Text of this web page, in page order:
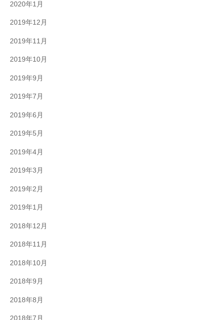
2020年1月
2019年12月
2019年11月
2019年10月
2019年9月
2019年7月
2019年6月
2019年5月
2019年4月
2019年3月
2019年2月
2019年1月
2018年12月
2018年11月
2018年10月
2018年9月
2018年8月
2018年7月